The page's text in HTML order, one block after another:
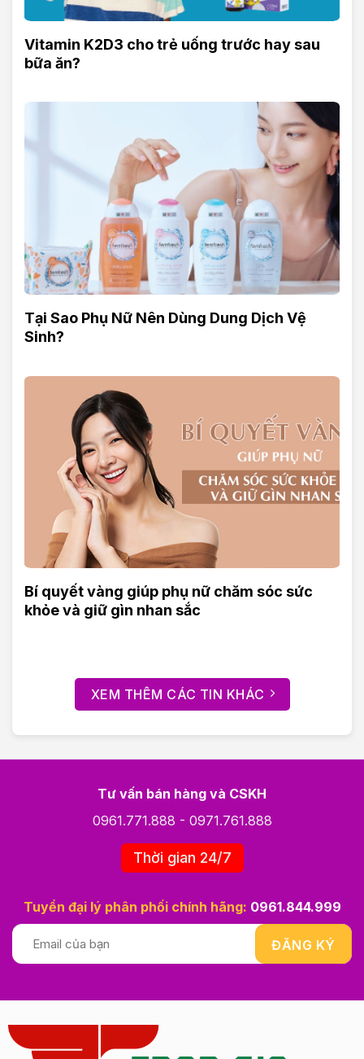
Vitamin K2D3 cho trẻ uống trước hay sau
bữa ăn?
Tại Sao Phụ Nữ Nên Dùng Dung Dịch Vệ
Sinh?
Bí quyết vàng giúp phụ nữ chăm sóc sức
khỏe và giữ gìn nhan sắc
XEM THÊM CÁC TIN KHÁC
Tư vấn bán hàng và CSKH
0961.771.888 - 0971.761.888
Thời gian 24/7
Tuyển đại lý phân phối chính hãng: 0961.844.999